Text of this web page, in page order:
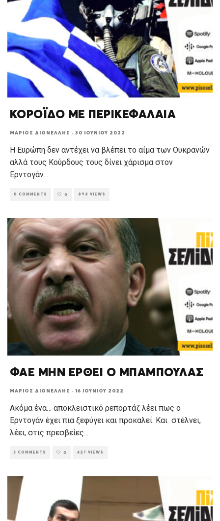
ΚΟΡΟΪΔΟ ΜΕ ΠΕΡΙΚΕΦΑΛΑΙΑ
ΜΆΡΙΟΣ ΔΙΟΝΈΛΛΗΣ · 30 ΙΟΥΝΊΟΥ 2022
Η Ευρώπη δεν αντέχει να βλέπει το αίμα των Ουκρανών
αλλά τους Κούρδους τους δίνει χάρισμα στον
Ερντογάν...
0 COMMENTS 0 898 VIEWS
ΦΑΕ ΜΗΝ ΕΡΘΕΙ Ο ΜΠΑΜΠΟΥΛΑΣ
ΜΆΡΙΟΣ ΔΙΟΝΈΛΛΗΣ · 16 ΙΟΥΝΊΟΥ 2022
Ακόμα ένα… αποκλειστικό ρεπορτάζ λέει πως ο
Ερντογάν έχει πια ξεφύγει και προκαλεί. Και στέλνει,
λέει, στις πρεσβείες...
3 COMMENTS 0 427 VIEWS